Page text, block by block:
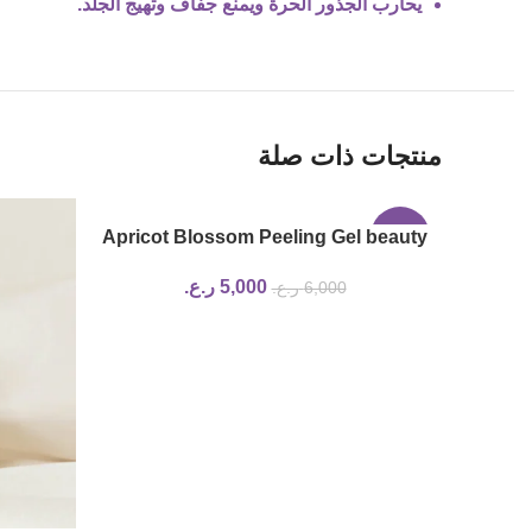
يحارب الجذور الحرة ويمنع جفاف وتهيج الجلد.
منتجات ذات صلة
-17%
Apricot Blossom Peeling Gel beauty
6,000 ر.ع. 5,000 ر.ع.